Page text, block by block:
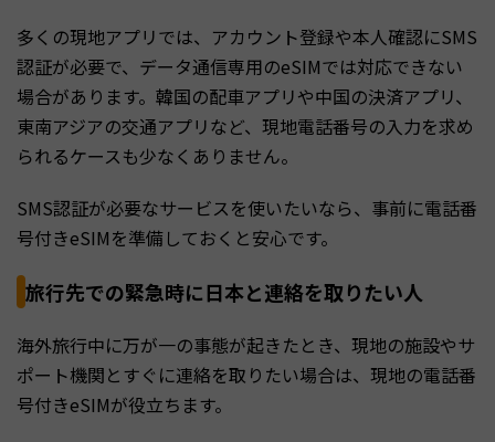
多くの現地アプリでは、アカウント登録や本人確認にSMS
認証が必要で、データ通信専用のeSIMでは対応できない
場合があります。韓国の配車アプリや中国の決済アプリ、
東南アジアの交通アプリなど、現地電話番号の入力を求め
られるケースも少なくありません。
SMS認証が必要なサービスを使いたいなら、事前に電話番
号付きeSIMを準備しておくと安心です。
旅行先での緊急時に日本と連絡を取りたい人
海外旅行中に万が一の事態が起きたとき、現地の施設やサ
ポート機関とすぐに連絡を取りたい場合は、現地の電話番
号付きeSIMが役立ちます。